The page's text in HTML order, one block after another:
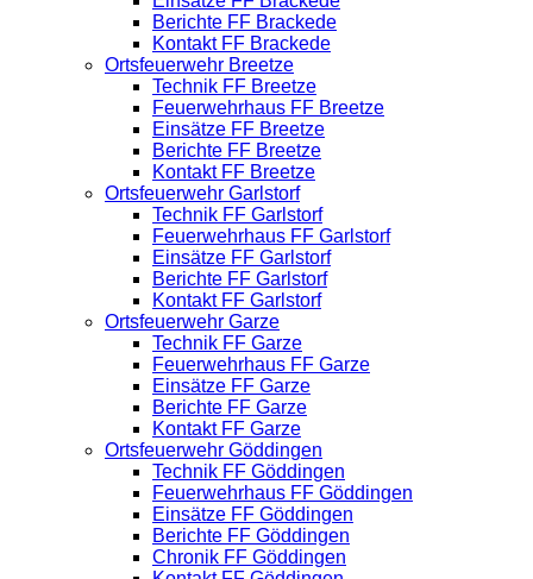
Berichte FF Brackede
Kontakt FF Brackede
Ortsfeuerwehr Breetze
Technik FF Breetze
Feuerwehrhaus FF Breetze
Einsätze FF Breetze
Berichte FF Breetze
Kontakt FF Breetze
Ortsfeuerwehr Garlstorf
Technik FF Garlstorf
Feuerwehrhaus FF Garlstorf
Einsätze FF Garlstorf
Berichte FF Garlstorf
Kontakt FF Garlstorf
Ortsfeuerwehr Garze
Technik FF Garze
Feuerwehrhaus FF Garze
Einsätze FF Garze
Berichte FF Garze
Kontakt FF Garze
Ortsfeuerwehr Göddingen
Technik FF Göddingen
Feuerwehrhaus FF Göddingen
Einsätze FF Göddingen
Berichte FF Göddingen
Chronik FF Göddingen